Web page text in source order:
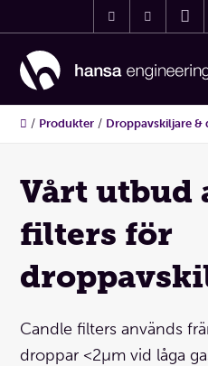
/ Produkter / Droppavskiljare &
Vårt utbud
filters för
Candle filters används
droppar <2µm vid låga